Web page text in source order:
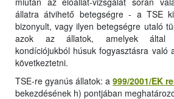
állatra átvihető betegségre - a TSE
bizonyult, vagy ilyen betegségre utaló
azok az állatok, amelyek által
kondíciójukból húsuk fogyasztásra való
következtetni.
TSE-re gyanús állatok: a 999/2001/EK
bekezdésének h) pontjában